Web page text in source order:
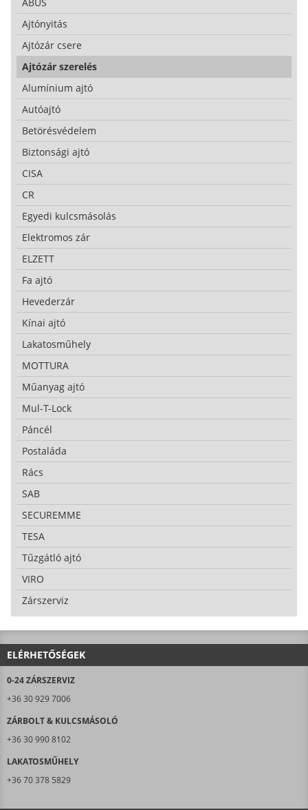
ABUS
Ajtónyitás
Ajtózár csere
Ajtózár szerelés
Alumínium ajtó
Autóajtó
Betörésvédelem
Biztonsági ajtó
CISA
CR
Egyedi kulcsmásolás
Elektromos zár
ELZETT
Fa ajtó
Hevederzár
Kínai ajtó
Lakatosműhely
MOTTURA
Műanyag ajtó
Mul-T-Lock
Páncél
Postaláda
Rács
SAB
SECUREMME
TESA
Tűzgátló ajtó
VIRO
Zárszerviz
ELÉRHETŐSÉGEK
0-24 ZÁRSZERVIZ
+36 30 929 7006
ZÁRBOLT & KULCSMÁSOLÓ
+36 30 990 8102
LAKATOSMŰHELY
+36 70 378 5829